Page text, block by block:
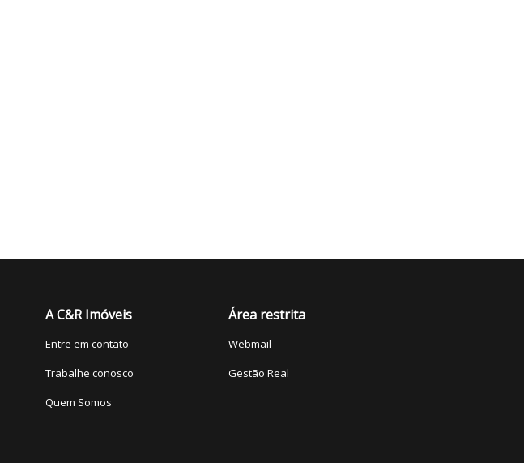
A C&R Imóveis
Entre em contato
Trabalhe conosco
Quem Somos
Área restrita
Webmail
Gestão Real